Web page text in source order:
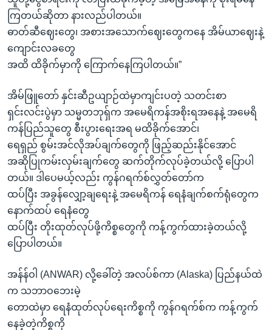
ကြတယ်ဆိုတာ နားလည်ပါတယ်။
ဓာတ်ဆီဈေးတွေ၊ အစားအသောက်ဈေးတွေကနေ အိမ်ယာဈေးနဲ့
ကျောင်းလခတွေ
အထိ ထိခိုက်မှာကို ကြောက်နေကြပါတယ်။”
အိမ်ဖြူတော် နှင်းဆီဥယျာဉ်ထဲမှာကျင်းပတဲ့ သတင်းစာ
ရှင်းလင်းပွဲမှာ သမ္မတဘုရှ်က အမေရိကန်အစိုးရအနေနဲ့ အမေရိ
ကန်ပြည်သူတွေ စီးပွားရေးအရ မထိခိုက်အောင်၊
ရေရှည် စွမ်းအင်လိုအပ်ချက်တွေကို ဖြည့်ဆည်းနိုင်အောင်
အဆိုပြုကမ်းလှမ်းချက်တွေ ဆက်တိုက်လုပ်ခဲ့တယ်လို့ ပြောပါ
တယ်။ ဒါပေမယ့်လည်း ကွန်ဂရက်စ်လွှတ်တော်က
ထပ်ပြီး အခွန်လျှော့ချရေးနဲ့ အမေရိကန် ရေနံချက်စက်ရုံတွေက
နောက်ထပ် ရေနံတွေ
ထပ်ပြီး တိုးထုတ်လုပ်ဖို့ကိစ္စတွေကို ကန့်ကွက်ထားခဲ့တယ်လို့
ပြောပါတယ်။
အန်န်ဝါ (ANWAR) လို့ခေါ်တဲ့ အလပ်စ်ကာ (Alaska) ပြည်နယ်ထဲ
က သဘာဝဘေးမဲ့
တောထဲမှာ ရေနံထုတ်လုပ်ရေးကိစ္စကို ကွန်ဂရက်စ်က ကန့်ကွက်
နေခဲ့တဲ့ကိစ္စကို